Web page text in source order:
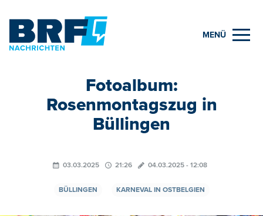
MENÜ
Fotoalbum:
Rosenmontagszug in
Büllingen
03.03.2025 21:26 04.03.2025 - 12:08
BÜLLINGEN KARNEVAL IN OSTBELGIEN